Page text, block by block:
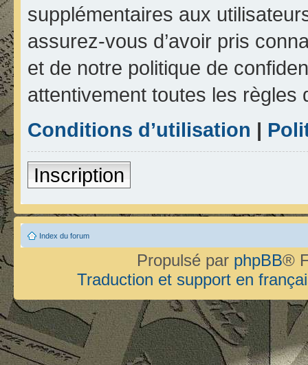
supplémentaires aux
assurez-vous d’avoir pris
et de notre politique de
attentivement toutes les règles
Conditions d’utilisation |
Inscription
Index du forum
Propulsé par phpBB®
Traduction et support en